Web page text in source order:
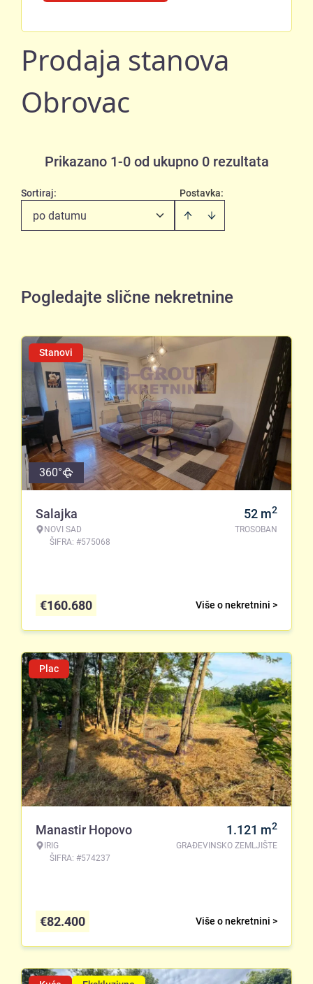
Prodaja stanova
Obrovac
Prikazano 1-0 od ukupno 0 rezultata
Postavka:
Sortiraj:
po datumu
Pogledajte slične nekretnine
Stanovi
360°
Salajka
NOVI SAD
ŠIFRA: #575068
52 m2
TROSOBAN
Više o nekretnini >
€160.680
Plac
Manastir Hopovo
IRIG
ŠIFRA: #574237
1.121 m2
GRAĐEVINSKO ZEMLJIŠTE
Više o nekretnini >
€82.400